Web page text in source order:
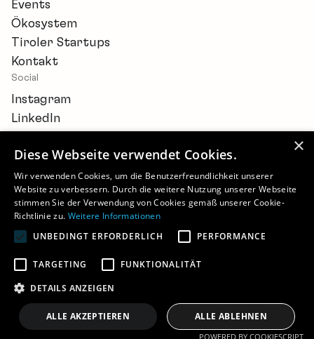
Events
Ökosystem
Tiroler Startups
Kontakt
Social
Instagram
LinkedIn
©2026 - STARTUP.TIROL
Newsletter
Barrierefreiheitserklärung
Impressum
×
Diese Webseite verwendet Cookies.
Wir verwenden Cookies, um die Benutzerfreundlichkeit unserer
Website zu verbessern. Durch die weitere Nutzung unserer Webseite
stimmen Sie der Verwendung von Cookies gemäß unserer Cookie-
Richtlinie zu. Weitere Informationen
UNBEDINGT ERFORDERLICH
PERFORMANCE
TARGETING
FUNKTIONALITÄT
DETAILS ANZEIGEN
ALLE AKZEPTIEREN ALLE ABLEHNEN
POWERED BY COOKIESCRIPT